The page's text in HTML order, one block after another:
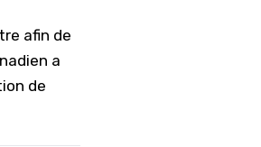
afin de
a
de